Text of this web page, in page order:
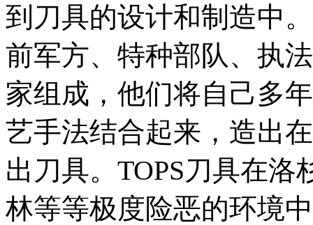
到刀具的设计和制造中
前军方、特种部队、执
家组成，他们将自己多
艺手法结合起来，造出
出刀具。TOPS刀具在
林等等极度险恶的环境